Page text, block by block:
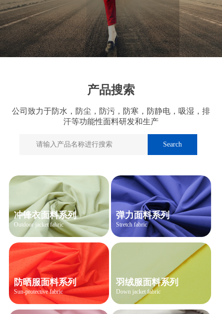
产品搜索
公司致力于防水，防尘，防污，防寒，防静电，吸湿，排
汗等功能性面料研发和生产
冲锋衣面料系列
Outdoor jacket fabric
弹力面料系列
Stretch fabric
防晒服面料系列
Sun-protective fabric
羽绒服面料系列
Down jacket fabric